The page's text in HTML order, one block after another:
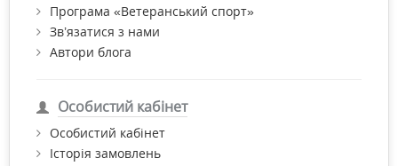
Програма «Ветеранський спорт»
Зв’язатися з нами
Автори блога
Особистий кабінет
Особистий кабінет
Історія замовлень